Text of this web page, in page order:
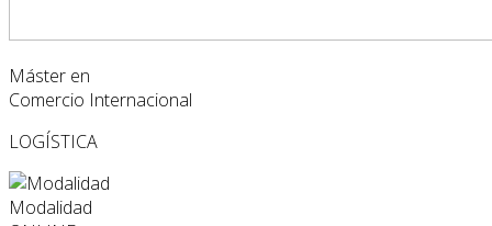
Máster en
Comercio Internacional
LOGÍSTICA
Modalidad